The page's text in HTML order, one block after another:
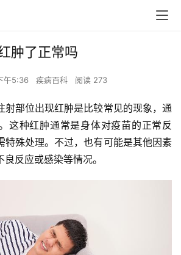
肿了正常吗
午5:36 疾病百科 阅读 273
射部位出现红肿是比较常见的现象，通
这种红肿通常是身体对疫苗的正常反
特殊处理。不过，也有可能是其他因素
反应或感染等情况。